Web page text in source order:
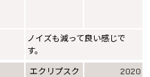
ノイズも減って良い感じで
す。
エクリプスク
2020